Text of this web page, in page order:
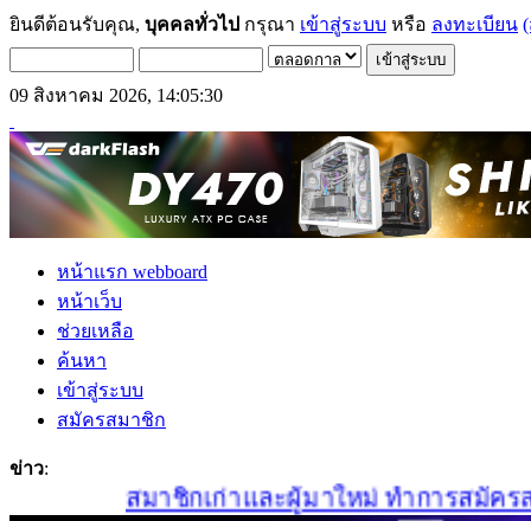
ยินดีต้อนรับคุณ, บุคคลทั่วไป กรุณา เข้าสู่ระบบ หรือ ลงทะเบียน
09 สิงหาคม 2026, 14:05:30
หน้าแรก webboard
หน้าเว็บ
ช่วยเหลือ
ค้นหา
เข้าสู่ระบบ
สมัครสมาชิก
ข่าว:
สมาชิกเก่าและผู้มาใหม่ ทำการสมัครส